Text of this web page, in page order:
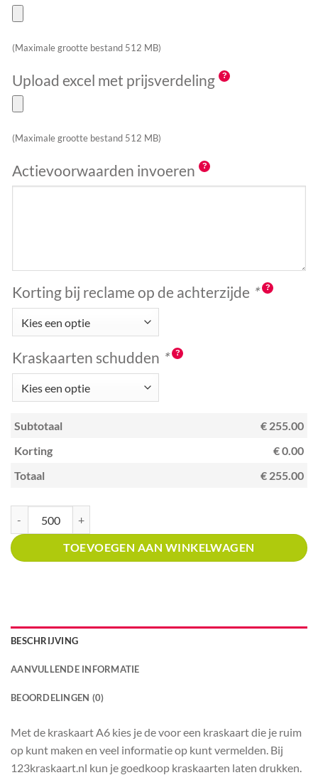
(Maximale grootte bestand 512 MB)
Upload excel met prijsverdeling
(Maximale grootte bestand 512 MB)
Actievoorwaarden invoeren
Korting bij reclame op de achterzijde *
Kraskaarten schudden *
Subtotaal
€ 255.00
Korting
€ 0.00
Totaal
€ 255.00
TOEVOEGEN AAN WINKELWAGEN
BESCHRIJVING
AANVULLENDE INFORMATIE
BEOORDELINGEN (0)
Met de kraskaart A6 kies je de voor een kraskaart die je ruim
op kunt maken en veel informatie op kunt vermelden. Bij
123kraskaart.nl kun je goedkoop kraskaarten laten drukken.